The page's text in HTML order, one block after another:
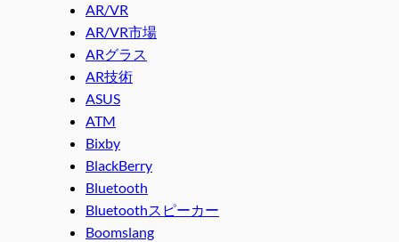
AR/VR
AR/VR市場
ARグラス
AR技術
ASUS
ATM
Bixby
BlackBerry
Bluetooth
Bluetoothスピーカー
Boomslang